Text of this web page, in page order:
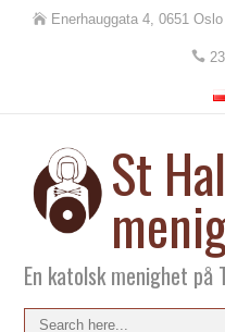
Enerhauggata 4, 0651 Oslo
St
En katolsk menighet på